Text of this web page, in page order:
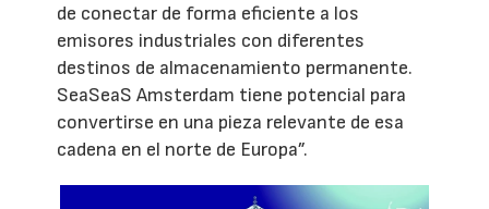
de conectar de forma eficiente a los
emisores industriales con diferentes
destinos de almacenamiento permanente.
SeaSeaS Amsterdam tiene potencial para
convertirse en una pieza relevante de esa
cadena en el norte de Europa”.